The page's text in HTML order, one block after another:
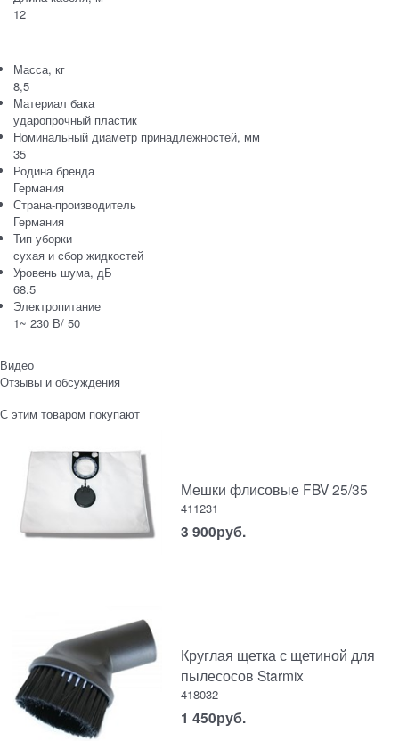
12
Масса, кг
8,5
Материал бака
ударопрочный пластик
Номинальный диаметр принадлежностей, мм
35
Родина бренда
Германия
Страна-производитель
Германия
Тип уборки
сухая и сбор жидкостей
Уровень шума, дБ
68.5
Электропитание
1~ 230 В/ 50
Видео
Отзывы и обсуждения
С этим товаром покупают
Мешки флисовые FBV 25/35
411231
3 900руб.
Круглая щетка с щетиной для
пылесосов Starmix
418032
1 450руб.